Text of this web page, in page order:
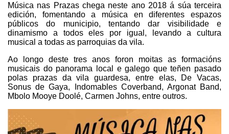
Música nas Prazas chega neste ano 2018 á súa terceira
edición, fomentando a música en diferentes espazos
públicos do municipio, tentando dar visibilidade e
dinamismo a todos eles por igual, levando a cultura
musical a todas as parroquias da vila.
Ao longo deste tres anos foron moitas as formacións
musicais do panorama local e galego que teñen pasado
polas prazas da vila guardesa, entre elas, De Vacas,
Sonus de Gaya, Indomables Coverband, Argonat Band,
Mbolo Mooye Doolé, Carmen Johns, entre outros.